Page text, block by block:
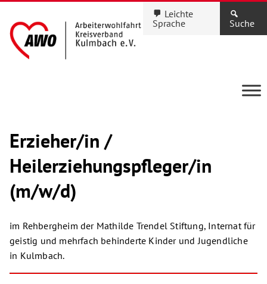
Leichte
Sprache
Suche
Erzieher/in /
Heilerziehungspfleger/in
(m/w/d)
im Rehbergheim der Mathilde Trendel Stiftung, Internat für
geistig und mehrfach behinderte Kinder und Jugendliche
in Kulmbach.